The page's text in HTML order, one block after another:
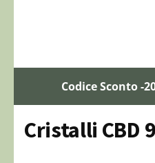
Codice Sconto -
Cristalli CBD